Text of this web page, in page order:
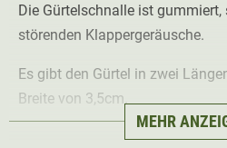
Die Gürtelschnalle ist
störenden Klappergeräusche.
Es gibt den Gürtel in zwei
Breite von 3,5cm.
Material 48% Polypropylen, 40%
MEHR